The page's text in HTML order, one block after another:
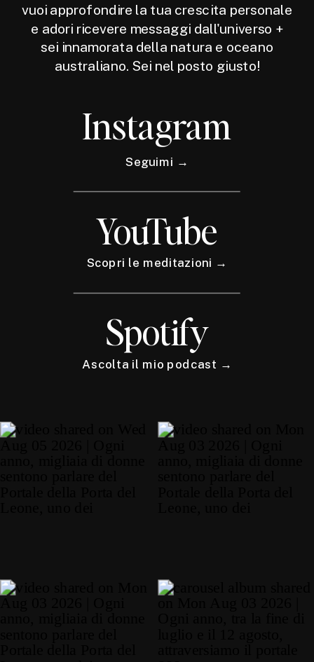
vuoi approfondire la tua crescita personale
e adori ricevere messaggi dall'universo +
sei innamorata della natura e oceano
australiano. Sei nel posto giusto!
Instagram
Seguimi →
YouTube
Scopri le meditazioni →
Spotify
Ascolta il mio podcast →